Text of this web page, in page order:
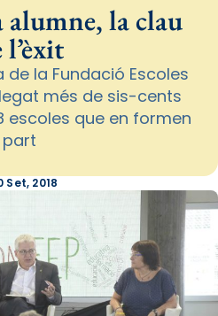
alumne, la clau
l’èxit
la Fundació Escoles
més de sis-cents
escoles que en formen
part
Set, 2018